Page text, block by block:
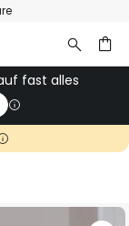
fast alles